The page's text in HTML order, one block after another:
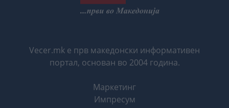
Vecer.mk е прв македонски информативен
портал, основан во 2004 година.
Маркетинг
Импресум